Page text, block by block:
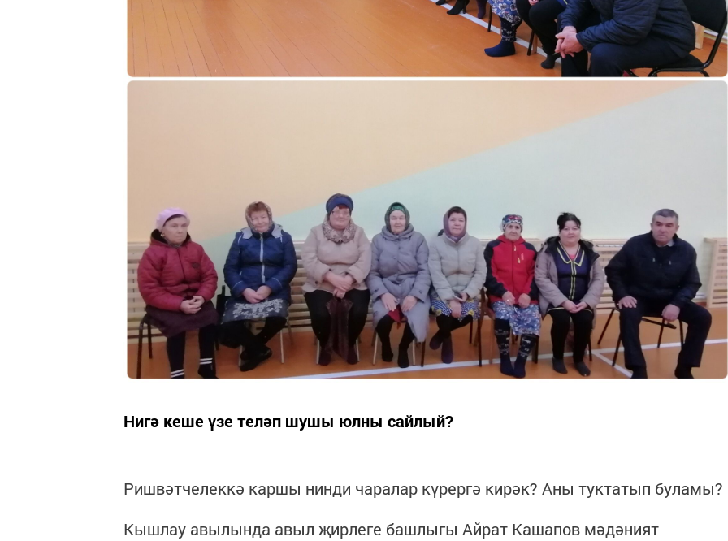
Нигә кеше үзе теләп шушы юлны сайлый?
Ришвәтчелеккә каршы нинди чаралар күрергә кирәк? Аны туктатып буламы?
Кышлау авылында авыл җирлеге башлыгы Айрат Кашапов мәдәният